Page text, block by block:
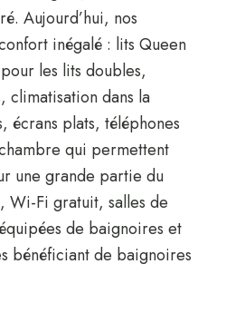
Aujourd’hui, nos
inégalé : lits Queen
les lits doubles,
climatisation dans la
écrans plats, téléphones
qui permettent
une grande partie du
Wi-Fi gratuit, salles de
de baignoires et
bénéficiant de baignoires